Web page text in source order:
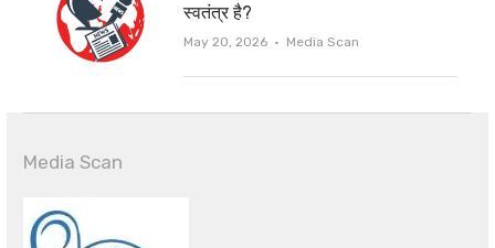
स्वतंत्र है?
May 20, 2026 Author
Media Scan
Media Scan